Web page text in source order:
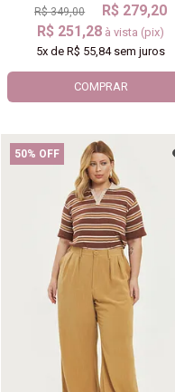
R$ 349,00
R$ 279,20
R$ 251,28 à vista (pix)
5x deR$ 55,84sem juros
COMPRAR
50% OFF